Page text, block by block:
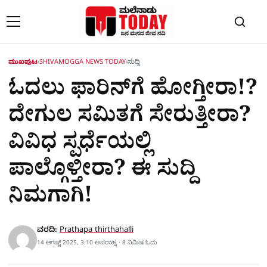
ಮುಖಪುಟ›SHIVAMOGGA NEWS TODAY›ಸುದ್ದಿ
ಓದಲು ಫಾರಿನ್​ಗೆ ಹೋಗ್ತೀರಾ!?
ದೇಗುಲ ಸಮಿತಗೆ ಸೇರುತ್ತೀರಾ?
ವಿವಿಧ ಸ್ಪರ್ಧೆಯಲ್ಲಿ
ಪಾಲ್ಗೊಳ್ತೀರಾ? ಈ ಸುದ್ದಿ
ನಿಮಗಾಗಿ!
ವರದಿ: Prathapa thirthahalli
14 ಆಗಷ್ಟ್ 2025, 3:10 ಅಪರಾಹ್ನ · 8 ನಿಮಿಷ ಓದು